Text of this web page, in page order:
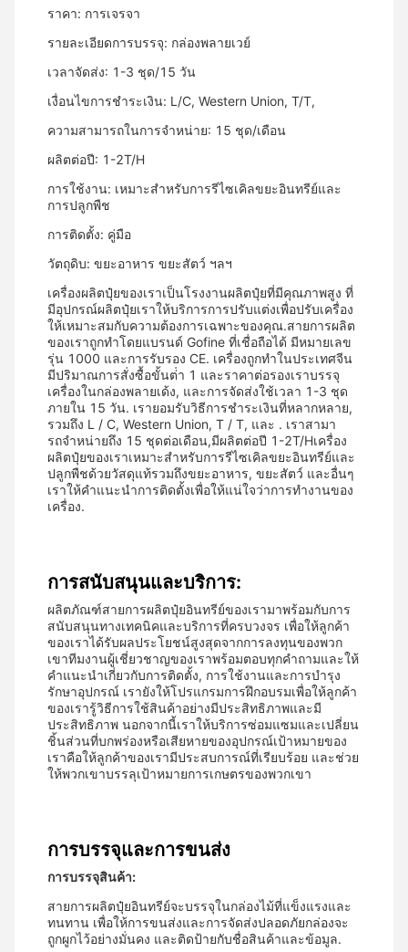
ราคา: การเจรจา
รายละเอียดการบรรจุ: กล่องพลายเวย์
เวลาจัดส่ง: 1-3 ชุด/15 วัน
เงื่อนไขการชําระเงิน: L/C, Western Union, T/T,
ความสามารถในการจําหน่าย: 15 ชุด/เดือน
ผลิตต่อปี: 1-2T/H
การใช้งาน: เหมาะสําหรับการรีไซเคิลขยะอินทรีย์และ
การปลูกพืช
การติดตั้ง: คู่มือ
วัตถุดิบ: ขยะอาหาร ขยะสัตว์ ฯลฯ
เครื่องผลิตปุ๋ยของเราเป็นโรงงานผลิตปุ๋ยที่มีคุณภาพสูง ที่
มีอุปกรณ์ผลิตปุ๋ยเราให้บริการการปรับแต่งเพื่อปรับเครื่อง
ให้เหมาะสมกับความต้องการเฉพาะของคุณ.สายการผลิต
ของเราถูกทําโดยแบรนด์ Gofine ที่เชื่อถือได้ มีหมายเลข
รุ่น 1000 และการรับรอง CE. เครื่องถูกทําในประเทศจีน
มีปริมาณการสั่งซื้อขั้นต่ํา 1 และราคาต่อรองเราบรรจุ
เครื่องในกล่องพลายเด้ง, และการจัดส่งใช้เวลา 1-3 ชุด
ภายใน 15 วัน. เรายอมรับวิธีการชําระเงินที่หลากหลาย,
รวมถึง L / C, Western Union, T / T, และ . เราสามา
รถจําหน่ายถึง 15 ชุดต่อเดือน,มีผลิตต่อปี 1-2T/Hเครื่อง
ผลิตปุ๋ยของเราเหมาะสําหรับการรีไซเคิลขยะอินทรีย์และ
ปลูกพืชด้วยวัสดุแท้รวมถึงขยะอาหาร, ขยะสัตว์ และอื่นๆ
เราให้คําแนะนําการติดตั้งเพื่อให้แน่ใจว่าการทํางานของ
เครื่อง.
การสนับสนุนและบริการ:
ผลิตภัณฑ์สายการผลิตปุ๋ยอินทรีย์ของเรามาพร้อมกับการ
สนับสนุนทางเทคนิคและบริการที่ครบวงจร เพื่อให้ลูกค้า
ของเราได้รับผลประโยชน์สูงสุดจากการลงทุนของพวก
เขาทีมงานผู้เชี่ยวชาญของเราพร้อมตอบทุกคําถามและให้
คําแนะนําเกี่ยวกับการติดตั้ง, การใช้งานและการบํารุง
รักษาอุปกรณ์ เรายังให้โปรแกรมการฝึกอบรมเพื่อให้ลูกค้า
ของเรารู้วิธีการใช้สินค้าอย่างมีประสิทธิภาพและมี
ประสิทธิภาพ นอกจากนี้เราให้บริการซ่อมแซมและเปลี่ยน
ชิ้นส่วนที่บกพร่องหรือเสียหายของอุปกรณ์เป้าหมายของ
เราคือให้ลูกค้าของเรามีประสบการณ์ที่เรียบร้อย และช่วย
ให้พวกเขาบรรลุเป้าหมายการเกษตรของพวกเขา
การบรรจุและการขนส่ง
การบรรจุสินค้า:
สายการผลิตปุ๋ยอินทรีย์จะบรรจุในกล่องไม้ที่แข็งแรงและ
ทนทาน เพื่อให้การขนส่งและการจัดส่งปลอดภัยกล่องจะ
ถูกผูกไว้อย่างมั่นคง และติดป้ายกับชื่อสินค้าและข้อมูล.